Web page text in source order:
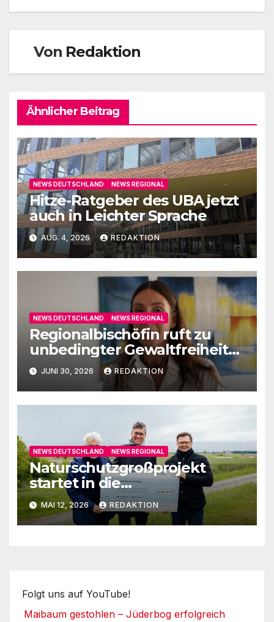
Von Redaktion
Ähnlicher Beitrag
NEWS DEUTSCHLAND NEWS REGIONAL
Hitze-Ratgeber des UBA jetzt
auch in Leichter Sprache
AUG. 4, 2026 REDAKTION
NEWS DEUTSCHLAND NEWS REGIONAL
Regionalbischöfin ruft zu
unbedingter Gewaltfreiheit
aufJUNI 30, 2026 REDAKTION
NEWS DEUTSCHLAND NEWS REGIONAL
Naturschutzgroßprojekt
startet in die
Umsetzungsphase
MAI 12, 2026 REDAKTION
Folgt uns auf YouTube!
Maibaum gestohlen – Jüderbog erfolgreich